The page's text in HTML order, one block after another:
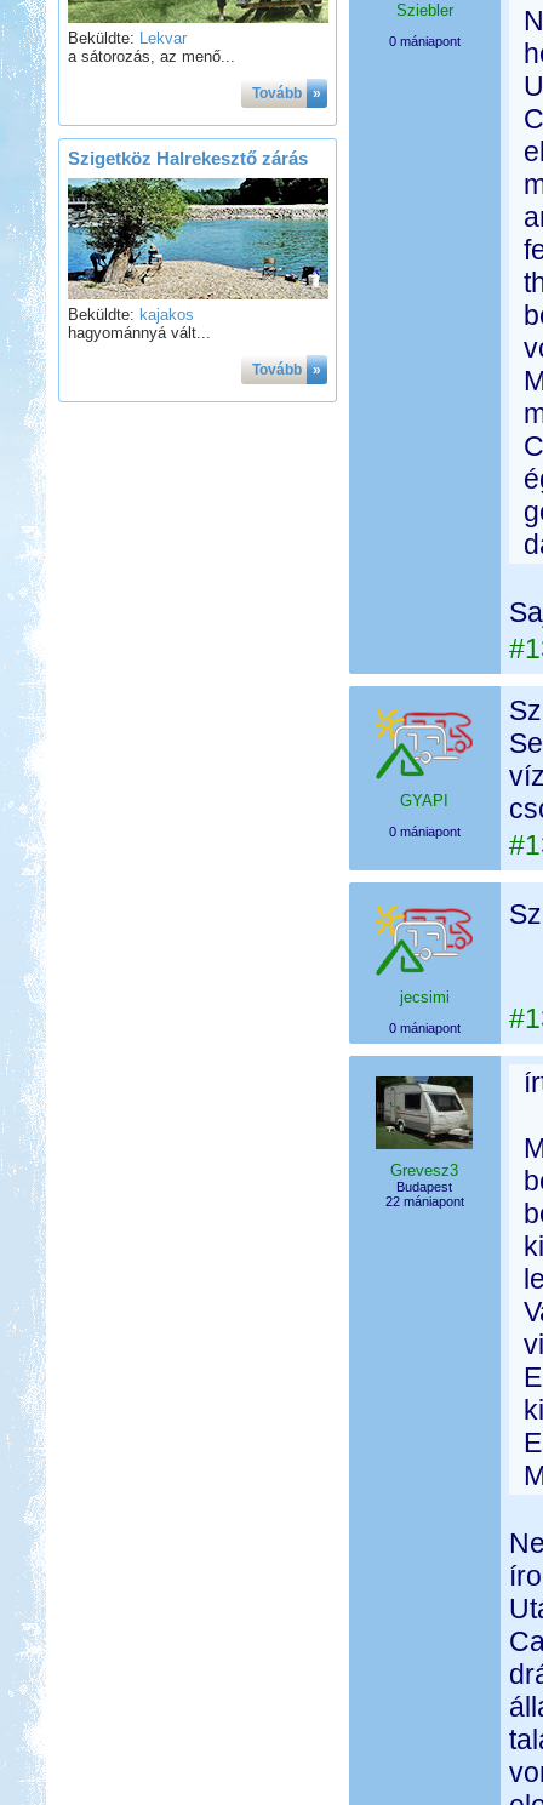
Beküldte: Lekvar
a sátorozás, az menő...
Tovább »
Szigetköz Halrekesztő zárás
Beküldte: kajakos
hagyománnyá vált...
Tovább »
Sziebler
0 mániapont
GYAPI
0 mániapont
jecsimi
0 mániapont
Grevesz3
Budapest
22 mániapont